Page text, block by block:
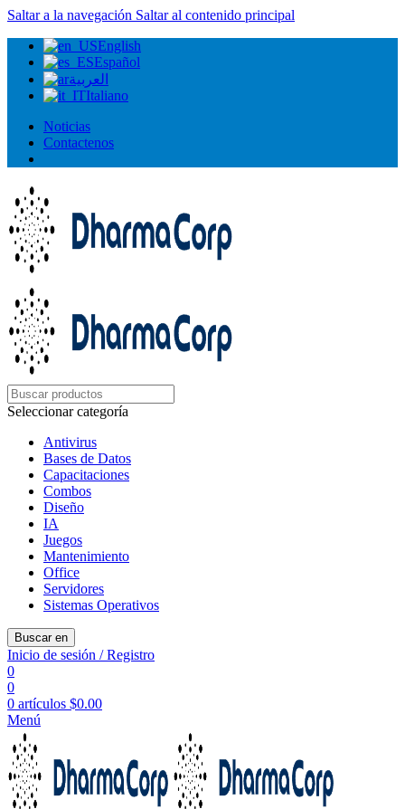
Saltar a la navegación Saltar al contenido principal
English
Español
العربية
Italiano
Noticias
Contactenos
Seleccionar categoría
Antivirus
Bases de Datos
Capacitaciones
Combos
Diseño
IA
Juegos
Mantenimiento
Office
Servidores
Sistemas Operativos
Buscar en
Inicio de sesión / Registro
0
0
0 artículos $0.00
Menú